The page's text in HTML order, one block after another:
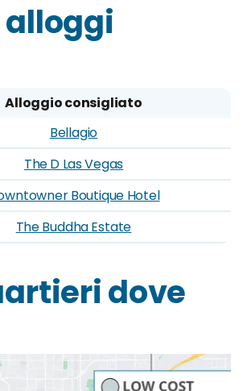
alloggi
Alloggio consigliato
Bellagio
The D Las Vegas
Boutique Hotel
The Buddha Estate
dove